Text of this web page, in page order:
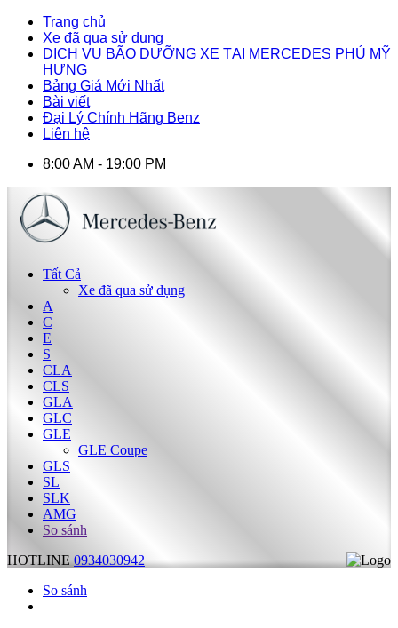
Trang chủ
Xe đã qua sử dụng
DỊCH VỤ BÃO DƯỠNG XE TẠI MERCEDES PHÚ MỸ
HƯNG
Bảng Giá Mới Nhất
Bài viết
Đại Lý Chính Hãng Benz
Liên hệ
8:00 AM - 19:00 PM
Tất Cả
Xe đã qua sử dụng
A
C
E
S
CLA
CLS
GLA
GLC
GLE
GLE Coupe
GLS
SL
SLK
AMG
So sánh
HOTLINE 0934030942
So sánh